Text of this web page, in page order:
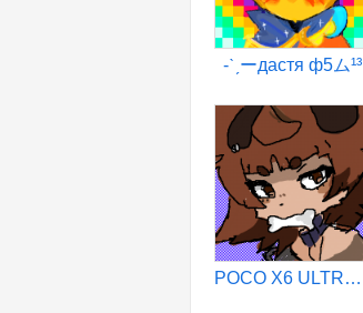
-ˋˏーдастя ф5ム¹³
POCO X6 ULTRA MEGA SUPER